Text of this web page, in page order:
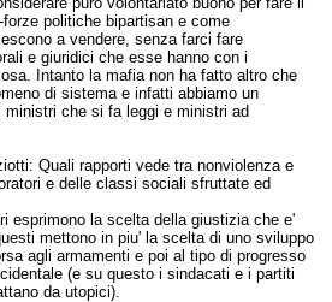
politiche bipartisan e come
a vendere, senza farci fare
e giuridici che esse hanno con i
Intanto la mafia non ha fatto altro che
di sistema e infatti abbiamo un
ministri che si fa leggi e ministri ad
Quali rapporti vede tra nonviolenza e
e delle classi sociali sfruttate ed
esprimono la scelta della giustizia che e'
mettono in piu' la scelta di uno sviluppo
agli armamenti e poi al tipo di progresso
(e su questo i sindacati e i partiti
da utopici).